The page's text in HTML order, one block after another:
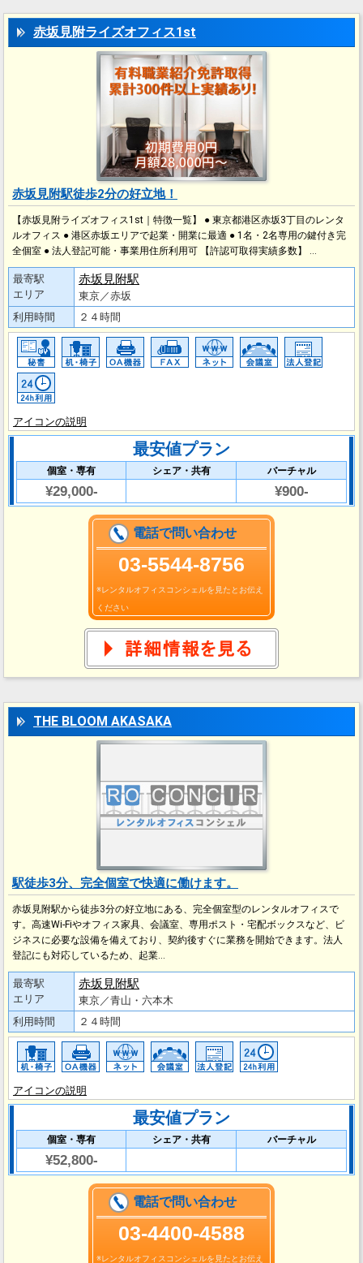
赤坂見附ライズオフィス1st
赤坂見附駅徒歩2分の好立地！
【赤坂見附ライズオフィス1st｜特徴一覧】 ● 東京都港区赤坂3丁目のレンタ
ルオフィス ● 港区赤坂エリアで起業・開業に最適 ● 1名・2名専用の鍵付き完
全個室 ● 法人登記可能・事業用住所利用可 【許認可取得実績多数】 …
最寄駅
エリア
赤坂見附駅
東京／赤坂
利用時間
２４時間
アイコンの説明
最安値プラン
個室・専有 シェア・共有 バーチャル
¥29,000- ¥900-
電話で問い合わせ
03‐5544-8756
※レンタルオフィスコンシェルを見たとお伝え
ください
THE BLOOM AKASAKA
駅徒歩3分、完全個室で快適に働けます。
赤坂見附駅から徒歩3分の好立地にある、完全個室型のレンタルオフィスで
す。高速Wi-Fiやオフィス家具、会議室、専用ポスト・宅配ボックスなど、ビ
ジネスに必要な設備を備えており、契約後すぐに業務を開始できます。法人
登記にも対応しているため、起業…
最寄駅
エリア
赤坂見附駅
東京／青山・六本木
利用時間
２４時間
アイコンの説明
最安値プラン
個室・専有 シェア・共有 バーチャル
¥52,800-
電話で問い合わせ
03-4400-4588
※レンタルオフィスコンシェルを見たとお伝え